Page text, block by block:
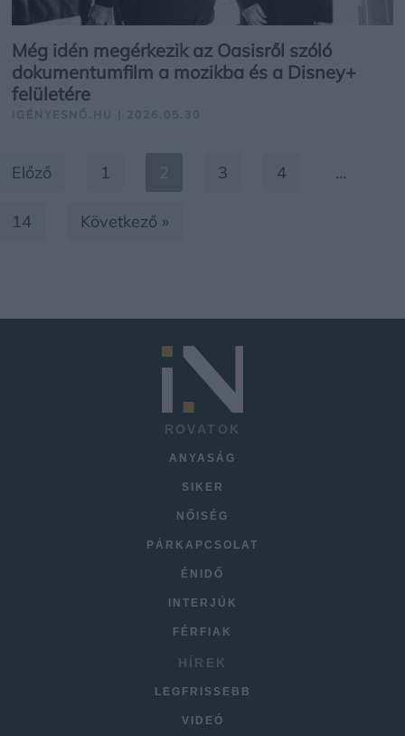
Még idén megérkezik az Oasisről szóló
dokumentumfilm a mozikba és a Disney+
felületére
IGÉNYESNŐ.HU | 2026.05.30
Előző 1 2 3 4 …
14 Következő »
ROVATOK
ANYASÁG
SIKER
NŐISÉG
PÁRKAPCSOLAT
ÉNIDŐ
INTERJÚK
FÉRFIAK
HÍREK
LEGFRISSEBB
VIDEÓ